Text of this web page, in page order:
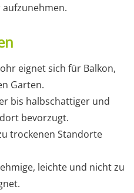
aufzunehmen.
eignet sich für Balkon,
Garten.
bis halbschattiger und
bevorzugt.
trockenen Standorte
leichte und nicht zu